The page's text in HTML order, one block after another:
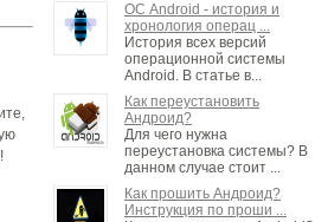
ОС Android - история и
хронология операц ...
История всех версий
операционной системы
Android. В статье в...
Как переустановить
Андроид?
Для чего нужна
переустановка системы? В
данном случае стоит ...
Как прошить Андроид?
Инструкция по проши ...